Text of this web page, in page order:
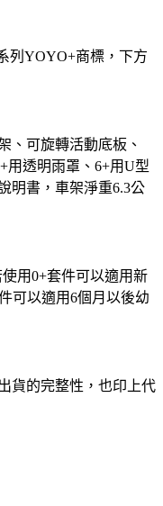
列YOYO+商標，下方
、可旋轉活動底板、
用透明雨罩、 6+用U型
明書，車架淨重6.3公
用0+套件可以適用新
可以適用6個月以後幼
貨的完整性，也印上代